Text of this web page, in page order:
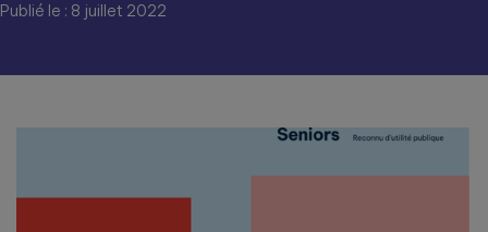
Publié le : 8 juillet 2022